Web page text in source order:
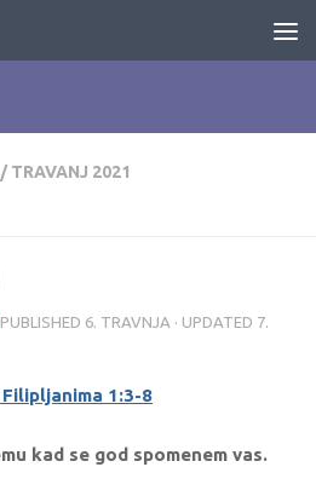
/ TRAVANJ 2021
PUBLISHED 6. TRAVNJA · UPDATED 7.
1:3-8
kad se god spomenem vas.